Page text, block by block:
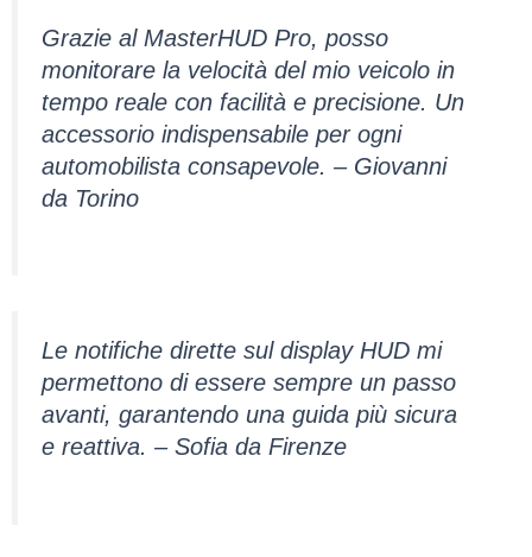
Grazie al MasterHUD Pro, posso
monitorare la velocità del mio veicolo in
tempo reale con facilità e precisione. Un
accessorio indispensabile per ogni
automobilista consapevole. – Giovanni
da Torino
Le notifiche dirette sul display HUD mi
permettono di essere sempre un passo
avanti, garantendo una guida più sicura
e reattiva. – Sofia da Firenze